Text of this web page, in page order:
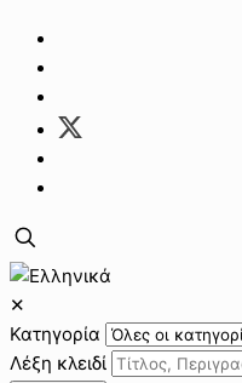
✕
Κατηγορία
Λέξη κλειδί